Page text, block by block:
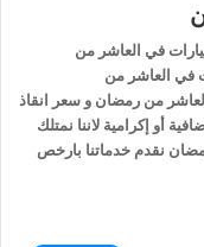
في العاشر من
في العاشر من
من رمضان و سعر انقاذ
أو إكرامية لاننا نمتلك
رمضان نقدم خدماتنا بارخص